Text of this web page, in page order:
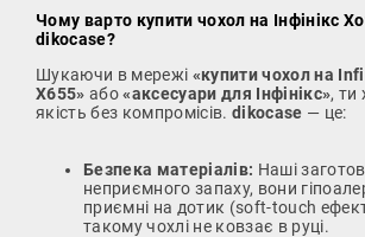
Чому варто купити чохол на Інфінікс
dikocase?
Шукаючи в мережі «купити чохол на
X655» або«аксесуари для Інфінікс», ти
якість без компромісів. dikocase — це:
Безпека матеріалів: Наші
неприємного запаху, вони
приємні на дотик (soft-touch
такому чохлі не ковзає в руці.